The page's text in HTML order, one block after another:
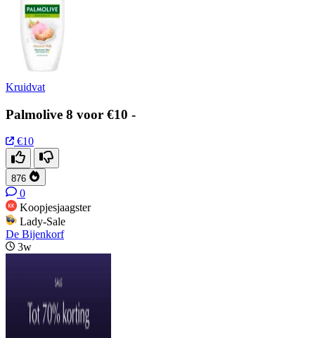
Kruidvat
Palmolive 8 voor €10 -
€10
876
0
Koopjesjaagster
Lady-Sale
De Bijenkorf
3w